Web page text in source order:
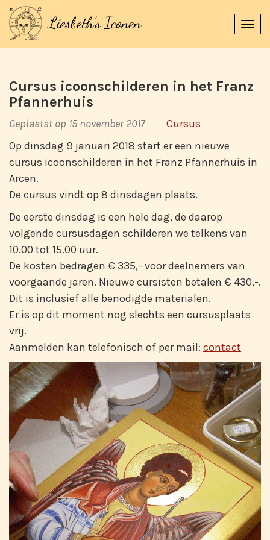
Cursus icoonschilderen in het Franz
Pfannerhuis
Geplaatst op 15 november 2017
Cursus
Op dinsdag 9 januari 2018 start er een nieuwe
cursus icoonschilderen in het Franz Pfannerhuis in
Arcen.
De cursus vindt op 8 dinsdagen plaats.
De eerste dinsdag is een hele dag, de daarop
volgende cursusdagen schilderen we telkens van
10.00 tot 15.00 uur.
De kosten bedragen € 335,- voor deelnemers van
voorgaande jaren. Nieuwe cursisten betalen € 430,-.
Dit is inclusief alle benodigde materialen.
Er is op dit moment nog slechts een cursusplaats
vrij.
Aanmelden kan telefonisch of per mail: contact